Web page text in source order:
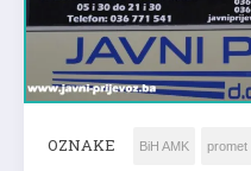
OZNAKE BiH AMK promet